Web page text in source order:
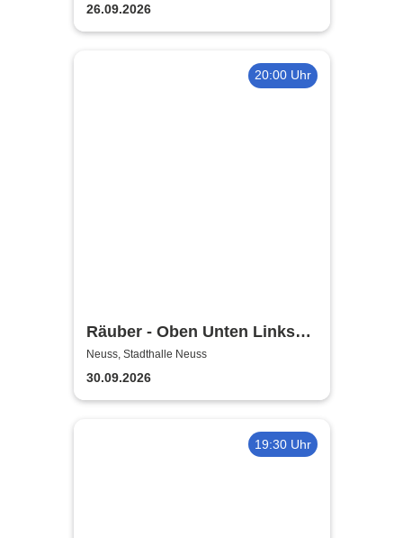
26.09.2026
20:00 Uhr
Räuber - Oben Unten Links
Rechts
Neuss, Stadthalle Neuss
30.09.2026
19:30 Uhr